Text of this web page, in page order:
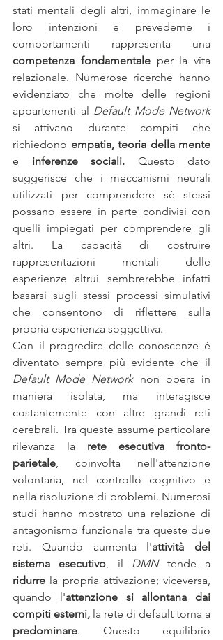
stati mentali degli altri, immaginare le
loro intenzioni e prevederne i
competenza fondamentale per la vita
relazionale. Numerose ricerche hanno
evidenziato che molte delle regioni
appartenenti al Default Mode Network
si attivano durante compiti che
richiedono
e inferenze sociali. Questo dato
suggerisce che i meccanismi neurali
utilizzati per comprendere sé stessi
possano essere in parte condivisi con
quelli impiegati per comprendere gli
altri. La capacità di costruire
rappresentazioni mentali delle
esperienze altrui sembrerebbe infatti
basarsi sugli stessi processi simulativi
che consentono di riflettere sulla
propria esperienza soggettiva.
Con il progredire delle conoscenze è
Default Mode Network non opera in
maniera isolata, ma interagisce
costantemente con altre grandi reti
cerebrali. Tra queste assume particolare
rilevanza la rete esecutiva fronto-
parietale, coinvolta nell'attenzione
volontaria, nel controllo cognitivo e
nella risoluzione di problemi. Numerosi
studi hanno mostrato una relazione di
antagonismo funzionale tra queste due
reti. Quando aumenta l'attività del
sistema esecutivo, il DMN
ridurre la propria attivazione; viceversa,
quando l'attenzione si allontana dai
compiti esterni,
predominare. Questo equilibrio